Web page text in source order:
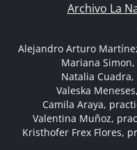
Archivo La
Alejandro Arturo
Mariana
Natalia
Valeska
Camila Araya,
Valentina Muñoz,
Kristhofer Frex Flores,